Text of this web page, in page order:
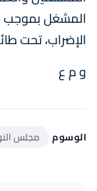
المشغل بموجب
الإضراب، تحت طائلة
و م ع
الوسوم مجلس